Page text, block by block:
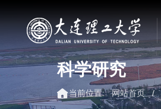
科学研究
当前位置: 网站首页 /